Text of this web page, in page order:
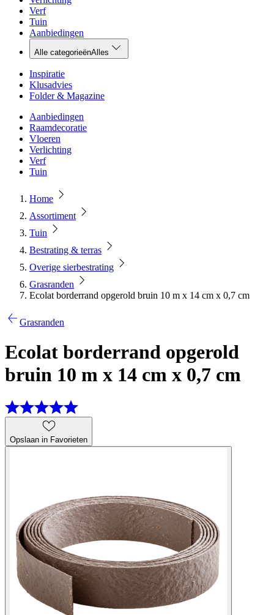
Verf
Tuin
Aanbiedingen
Alle categorieënAlles
Inspiratie
Klusadvies
Folder & Magazine
Aanbiedingen
Raamdecoratie
Vloeren
Verlichting
Verf
Tuin
Home
Assortiment
Tuin
Bestrating & terras
Overige sierbestrating
Grasranden
Ecolat borderrand opgerold bruin 10 m x 14 cm x 0,7 cm
Grasranden
Ecolat borderrand opgerold
bruin 10 m x 14 cm x 0,7 cm
Opslaan in Favorieten